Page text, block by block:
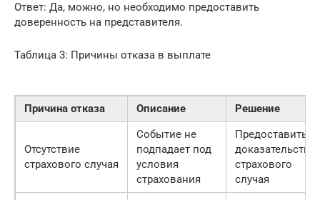
Ответ: Да, можно, но необходимо предоставить
доверенность на представителя.
Таблица 3: Причины отказа в выплате
Причина отказа Описание Решение
Отсутствие
страхового случая
Событие не
подпадает под
условия
страхования
Предоставить
доказательства
страхового
случая